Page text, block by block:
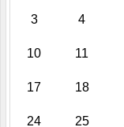
3 4
10 11
17 18
24 25